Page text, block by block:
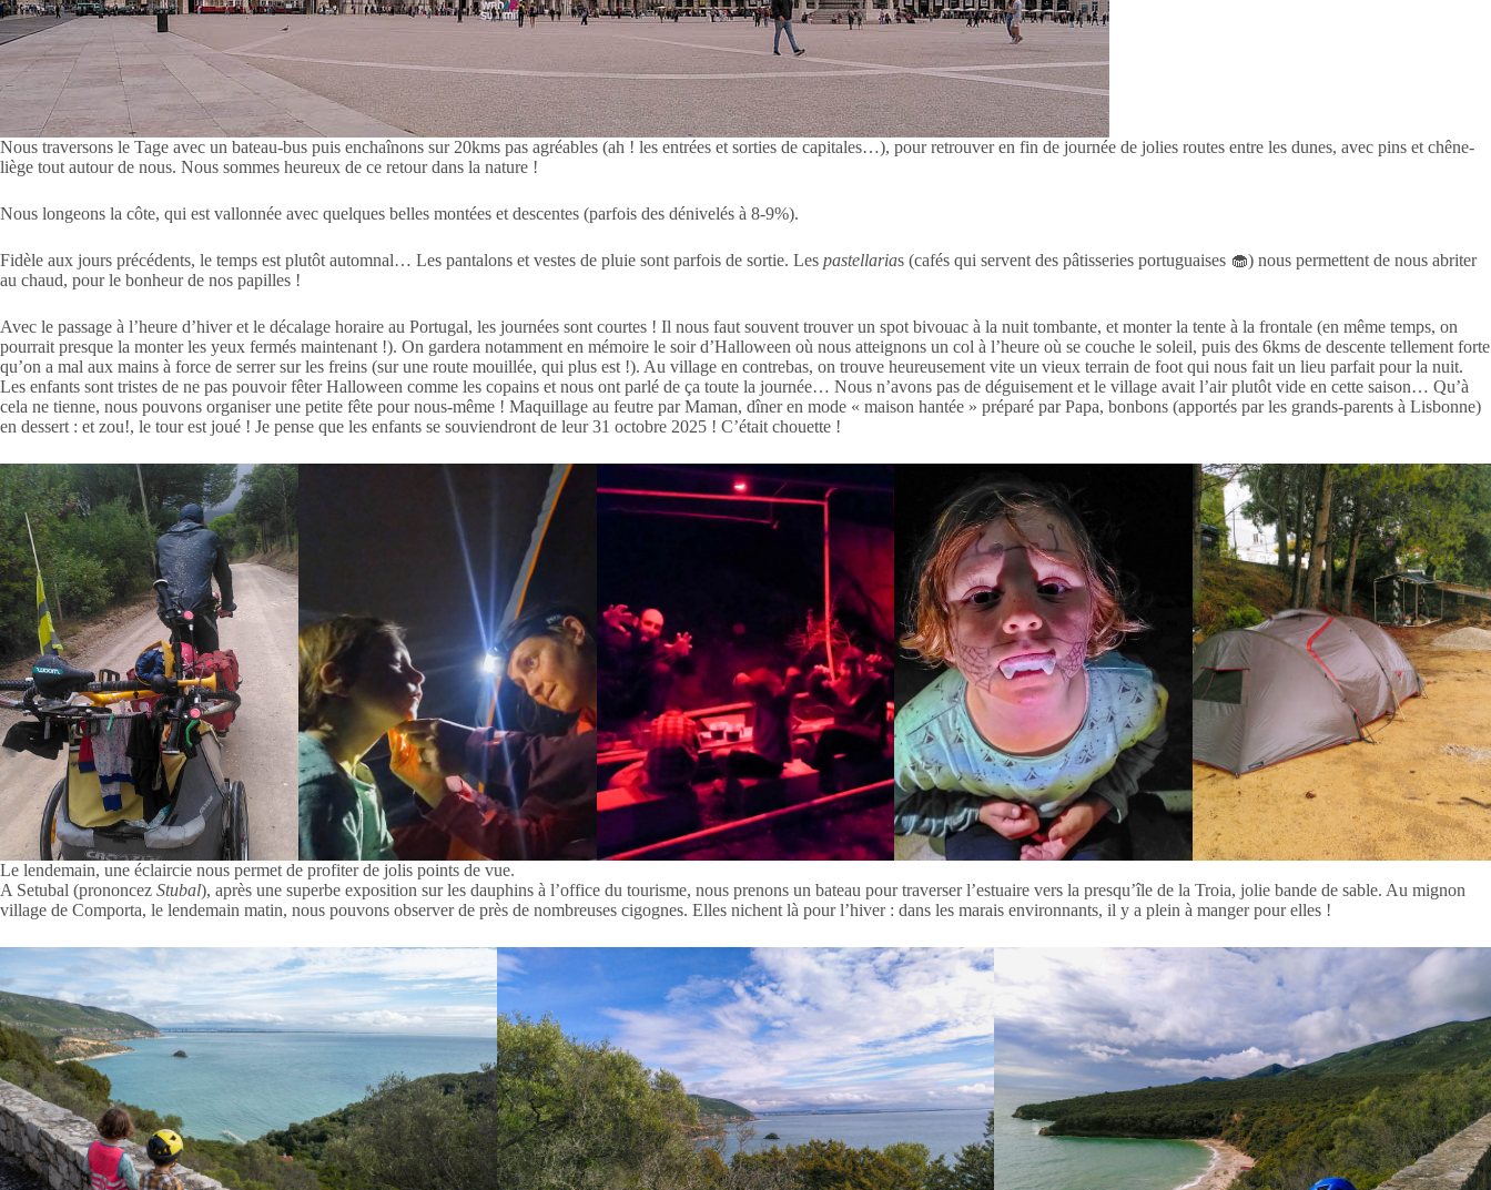
Nous traversons le Tage avec un bateau-bus puis enchaînons sur 20kms pas agréables (ah ! les entrées et sorties de capitales…), pour retrouver en fin de journée de jolies routes entre les dunes, avec pins et chêne-
liège tout autour de nous. Nous sommes heureux de ce retour dans la nature !
Nous longeons la côte, qui est vallonnée avec quelques belles montées et descentes (parfois des dénivelés à 8-9%).
Fidèle aux jours précédents, le temps est plutôt automnal… Les pantalons et vestes de pluie sont parfois de sortie. Les pastellarias (cafés qui servent des pâtisseries portuguaises 🧁) nous permettent de nous abriter
au chaud, pour le bonheur de nos papilles !
Avec le passage à l’heure d’hiver et le décalage horaire au Portugal, les journées sont courtes ! Il nous faut souvent trouver un spot bivouac à la nuit tombante, et monter la tente à la frontale (en même temps, on
pourrait presque la monter les yeux fermés maintenant !). On gardera notamment en mémoire le soir d’Halloween où nous atteignons un col à l’heure où se couche le soleil, puis des 6kms de descente tellement forte
qu’on a mal aux mains à force de serrer sur les freins (sur une route mouillée, qui plus est !). Au village en contrebas, on trouve heureusement vite un vieux terrain de foot qui nous fait un lieu parfait pour la nuit.
Les enfants sont tristes de ne pas pouvoir fêter Halloween comme les copains et nous ont parlé de ça toute la journée… Nous n’avons pas de déguisement et le village avait l’air plutôt vide en cette saison… Qu’à
cela ne tienne, nous pouvons organiser une petite fête pour nous-même ! Maquillage au feutre par Maman, dîner en mode « maison hantée » préparé par Papa, bonbons (apportés par les grands-parents à Lisbonne)
en dessert : et zou!, le tour est joué ! Je pense que les enfants se souviendront de leur 31 octobre 2025 ! C’était chouette !
Le lendemain, une éclaircie nous permet de profiter de jolis points de vue.
A Setubal (prononcez Stubal), après une superbe exposition sur les dauphins à l’office du tourisme, nous prenons un bateau pour traverser l’estuaire vers la presqu’île de la Troia, jolie bande de sable. Au mignon
village de Comporta, le lendemain matin, nous pouvons observer de près de nombreuses cigognes. Elles nichent là pour l’hiver : dans les marais environnants, il y a plein à manger pour elles !